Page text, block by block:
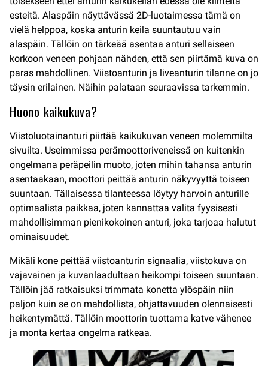
esteitä. Alaspäin näyttävässä 2D-luotaimessa tämä on
vielä helppoa, koska anturin keila suuntautuu vain
alaspäin. Tällöin on tärkeää asentaa anturi sellaiseen
korkoon veneen pohjaan nähden, että sen piirtämä kuva on
paras mahdollinen. Viistoanturin ja liveanturin tilanne on jo
täysin erilainen. Näihin palataan seuraavissa tarkemmin.
Huono kaikukuva?
Viistoluotainanturi piirtää kaikukuvan veneen molemmilta
sivuilta. Useimmissa perämoottoriveneissä on kuitenkin
ongelmana peräpeilin muoto, joten mihin tahansa anturin
asentaakaan, moottori peittää anturin näkyvyyttä toiseen
suuntaan. Tällaisessa tilanteessa löytyy harvoin anturille
optimaalista paikkaa, joten kannattaa valita fyysisesti
mahdollisimman pienikokoinen anturi, joka tarjoaa halutut
ominaisuudet.
Mikäli kone peittää viistoanturin signaalia, viistokuva on
vajavainen ja kuvanlaadultaan heikompi toiseen suuntaan.
Tällöin jää ratkaisuksi trimmata konetta ylöspäin niin
paljon kuin se on mahdollista, ohjattavuuden olennaisesti
heikentymättä. Tällöin moottorin tuottama katve vähenee
ja monta kertaa ongelma ratkeaa.